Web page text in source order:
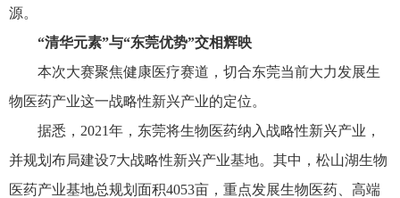
源。
“清华元素”与“东莞优势”交相辉映
本次大赛聚焦健康医疗赛道，切合东莞当前大力发展生
物医药产业这一战略性新兴产业的定位。
据悉，2021年，东莞将生物医药纳入战略性新兴产业，
并规划布局建设7大战略性新兴产业基地。其中，松山湖生物
医药产业基地总规划面积4053亩，重点发展生物医药、高端